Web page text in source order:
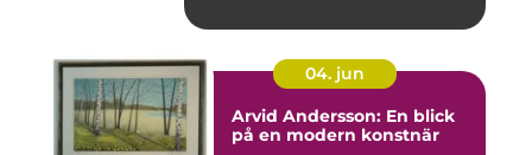
04. jun
Arvid Andersson: En blick
på en modern konstnär